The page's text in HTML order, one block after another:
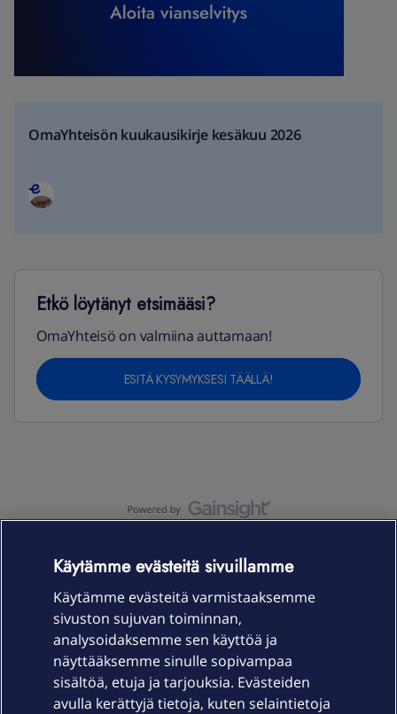
OmaYhteisön kuukausikirje kesäkuu 2026
Etkö löytänyt etsimääsi?
OmaYhteisö on valmiina auttamaan!
ESITÄ KYSYMYKSESI TÄÄLLÄ!
Laitteet & liittymät
Palvelut
Käytämme evästeitä sivuillamme
Käytämme evästeitä varmistaaksemme
sivuston sujuvan toiminnan,
analysoidaksemme sen käyttöä ja
näyttääksemme sinulle sopivampaa
sisältöä, etuja ja tarjouksia. Evästeiden
avulla kerättyjä tietoja, kuten selaintietoja